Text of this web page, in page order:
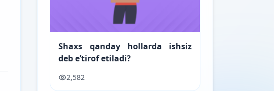
Shaxs qanday hollarda ishsiz
deb e’tirof etiladi?
2,582